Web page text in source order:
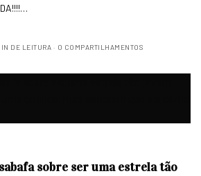
DE LEITURA 0 COMPARTILHAMENTOS
sobre ser uma estrela tão